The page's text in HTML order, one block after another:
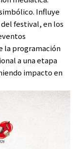
Influye
festival, en los
la programación
a una etapa
impacto en